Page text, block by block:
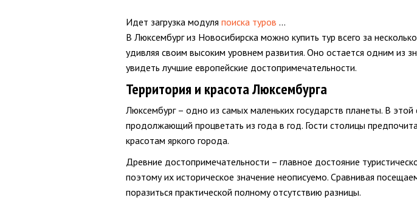
Идет загрузка модуля поиска туров …
В Люксембург из Новосибирска можно купить тур всего за
удивляя своим высоким уровнем развития. Оно остается одним из
увидеть лучшие европейские достопримечательности.
Территория и красота Люксембурга
Люксембург – одно из самых маленьких государств планеты. В этой
продолжающий процветать из года в год. Гости столицы
красотам яркого города.
Древние достопримечательности – главное достояние
поэтому их историческое значение неописуемо. Сравнивая
поразиться практической полному отсутствию разницы.